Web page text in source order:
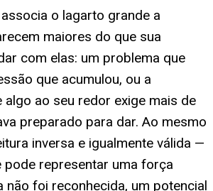
o lagarto grande a
maiores do que sua
com elas: um problema que
que acumulou, ou a
algo ao seu redor exige mais de
preparado para dar. Ao mesmo
inversa e igualmente válida —
pode representar uma força
não foi reconhecida, um potencial